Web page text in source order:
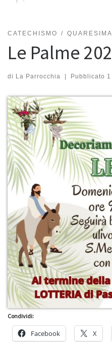
CATECHISMO QUARESIMA
Le Palme
di La Parrocchia Pubblicato
Condividi:
Facebook X